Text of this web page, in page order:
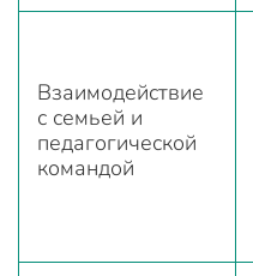
Взаимодействие
с семьей и
педагогической
командой